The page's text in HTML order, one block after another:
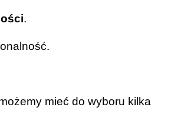
.
mieć do wyboru kilka